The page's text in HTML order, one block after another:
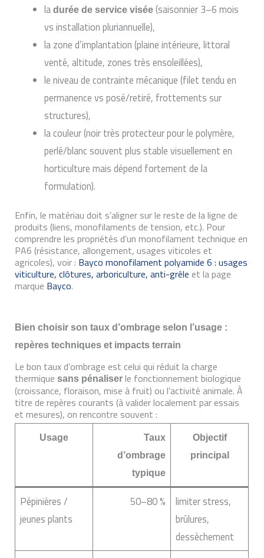
la durée de service visée(saisonnier 3–6 mois
vs installation pluriannuelle),
la zone d’implantation (plaine intérieure, littoral
venté, altitude, zones très ensoleillées),
le niveau de contrainte mécanique (filet tendu en
permanence vs posé/retiré, frottements sur
structures),
la couleur (noir très protecteur pour le polymère,
perlé/blanc souvent plus stable visuellement en
horticulture mais dépend fortement de la
formulation).
Enfin, le matériau doit s’aligner sur le reste de la ligne de
produits (liens, monofilaments de tension, etc.). Pour
comprendre les propriétés d’un monofilament technique en
PA6 (résistance, allongement, usages viticoles et
agricoles), voir : Bayco monofilament polyamide 6 : usages
viticulture, clôtures, arboriculture, anti-grêle et la page
marque Bayco.
Bien choisir son taux d’ombrage selon l’usage :
repères techniques et impacts terrain
Le bon taux d’ombrage est celui qui réduit la charge
thermiquesans pénaliser le fonctionnement biologique
(croissance, floraison, mise à fruit) ou l’activité animale. À
titre de repères courants (à valider localement par essais
et mesures), on rencontre souvent :
Usage
Taux
d’ombrage
typique
Objectif
principal
Pépinières /
jeunes plants
50–80 %
limiter stress,
brûlures,
dessèchement